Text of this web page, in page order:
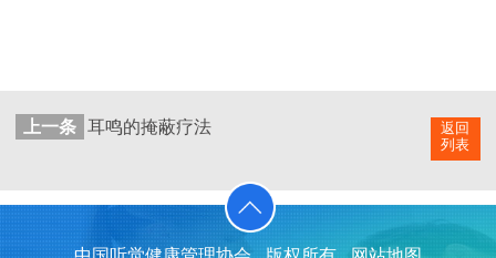
返回
列表
上一条 耳鸣的掩蔽疗法